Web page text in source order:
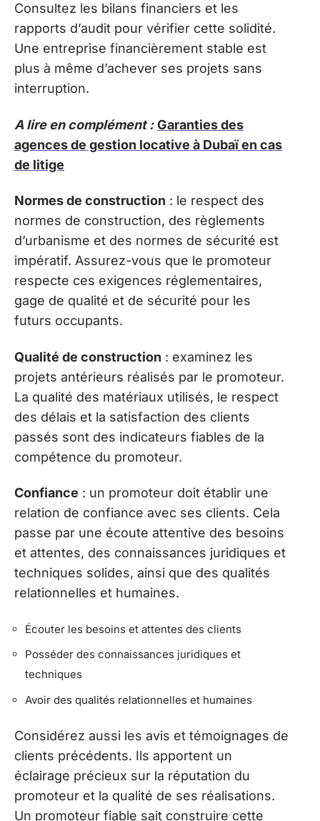
Consultez les bilans financiers et les
rapports d’audit pour vérifier cette solidité.
Une entreprise financièrement stable est
plus à même d’achever ses projets sans
interruption.
A lire en complément : Garanties des
agences de gestion locative à Dubaï en cas
de litige
Normes de construction : le respect des
normes de construction, des règlements
d’urbanisme et des normes de sécurité est
impératif. Assurez-vous que le promoteur
respecte ces exigences réglementaires,
gage de qualité et de sécurité pour les
futurs occupants.
Qualité de construction : examinez les
projets antérieurs réalisés par le promoteur.
La qualité des matériaux utilisés, le respect
des délais et la satisfaction des clients
passés sont des indicateurs fiables de la
compétence du promoteur.
Confiance : un promoteur doit établir une
relation de confiance avec ses clients. Cela
passe par une écoute attentive des besoins
et attentes, des connaissances juridiques et
techniques solides, ainsi que des qualités
relationnelles et humaines.
Écouter les besoins et attentes des clients
Posséder des connaissances juridiques et
techniques
Avoir des qualités relationnelles et humaines
Considérez aussi les avis et témoignages de
clients précédents. Ils apportent un
éclairage précieux sur la réputation du
promoteur et la qualité de ses réalisations.
Un promoteur fiable sait construire cette